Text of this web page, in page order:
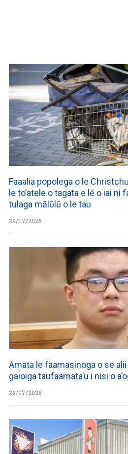
Faaalia popolega o le
le to’atele o tagata e lē o iai ni
tulaga mālūlū o le tau
29/07/2026
Amata le faamasinoga o se
gaioiga taufaamata’u i nisi o
29/07/2026